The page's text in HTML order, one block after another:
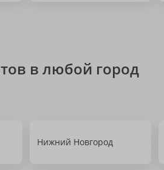
в любой город
Нижний Новгород